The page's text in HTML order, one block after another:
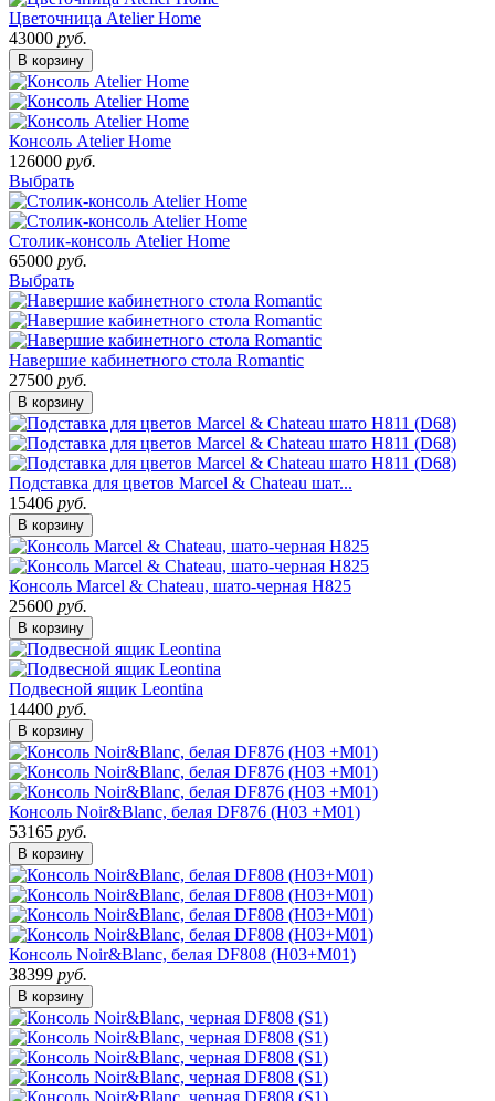
Цветочница Atelier Home
43000 руб.
В корзину
Консоль Atelier Home
126000 руб.
Выбрать
Столик-консоль Atelier Home
65000 руб.
Выбрать
Навершие кабинетного стола Romantic
27500 руб.
В корзину
Подставка для цветов Marcel & Chateau шат...
15406 руб.
В корзину
Консоль Marcel & Chateau, шато-черная H825
25600 руб.
В корзину
Подвесной ящик Leontina
14400 руб.
В корзину
Консоль Noir&Blanc, белая DF876 (H03 +M01)
53165 руб.
В корзину
Консоль Noir&Blanc, белая DF808 (H03+M01)
38399 руб.
В корзину